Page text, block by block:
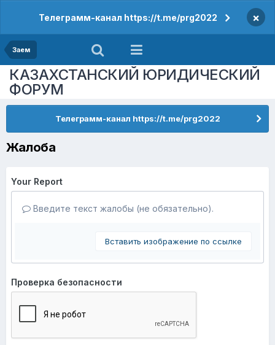
Телеграмм-канал https://t.me/prg2022 ×
Заем
КАЗАХСТАНСКИЙ ЮРИДИЧЕСКИЙ
ФОРУМ
Телеграмм-канал https://t.me/prg2022
Жалоба
Your Report
Введите текст жалобы (не обязательно).
Вставить изображение по ссылке
Проверка безопасности